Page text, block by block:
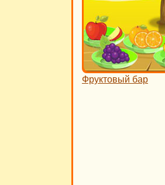
Фруктовый бар